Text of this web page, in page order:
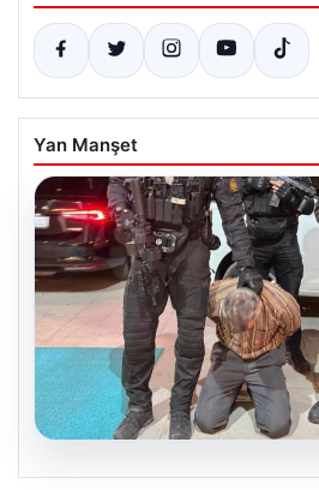
Yan Manşet